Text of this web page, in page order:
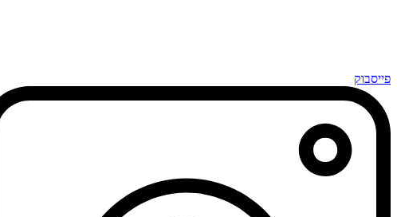
פייסבוק